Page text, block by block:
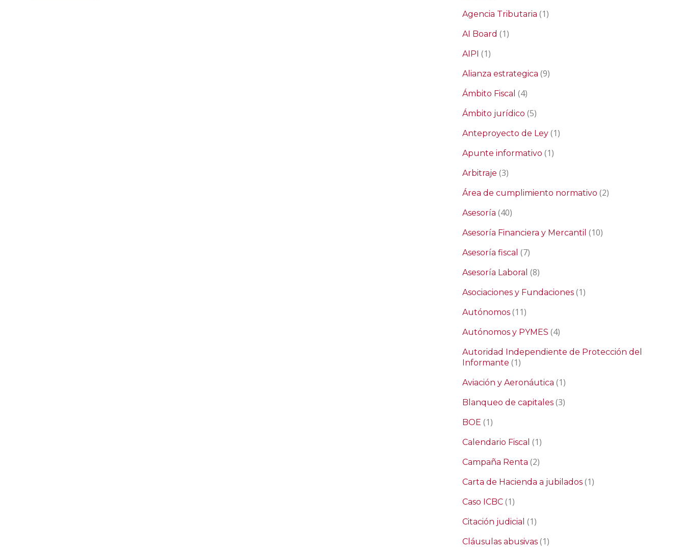
Agencia Tributaria (1)
AI Board (1)
AIPI (1)
Alianza estrategica (9)
Ámbito Fiscal (4)
Ámbito jurídico (5)
Anteproyecto de Ley (1)
Apunte informativo (1)
Arbitraje (3)
Área de cumplimiento normativo (2)
Asesoría (40)
Asesoría Financiera y Mercantil (10)
Asesoría fiscal (7)
Asesoría Laboral (8)
Asociaciones y Fundaciones (1)
Autónomos (11)
Autónomos y PYMES (4)
Autoridad Independiente de Protección del
Informante (1)
Aviación y Aeronáutica (1)
Blanqueo de capitales (3)
BOE (1)
Calendario Fiscal (1)
Campaña Renta (2)
Carta de Hacienda a jubilados (1)
Caso ICBC (1)
Citación judicial (1)
Cláusulas abusivas (1)